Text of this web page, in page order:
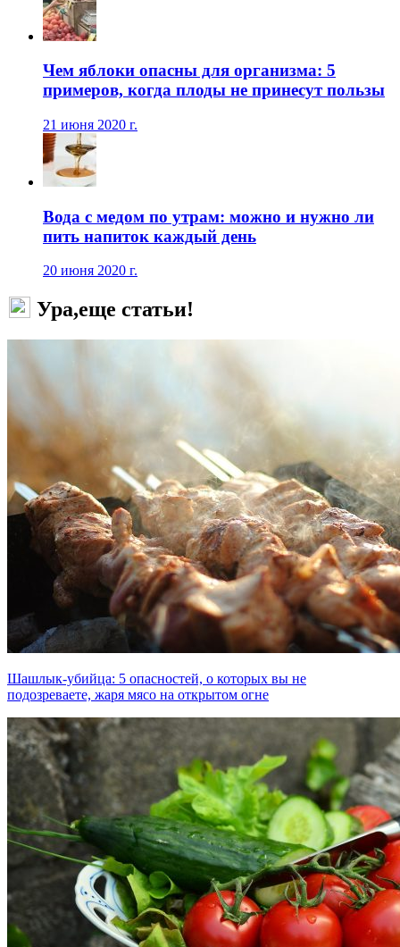
Чем яблоки опасны для организма: 5
примеров, когда плоды не принесут пользы
21 июня 2020 г.
Вода с медом по утрам: можно и нужно ли
пить напиток каждый день
20 июня 2020 г.
Ура,еще статьи!
Шашлык-убийца: 5 опасностей, о которых вы не
подозреваете, жаря мясо на открытом огне